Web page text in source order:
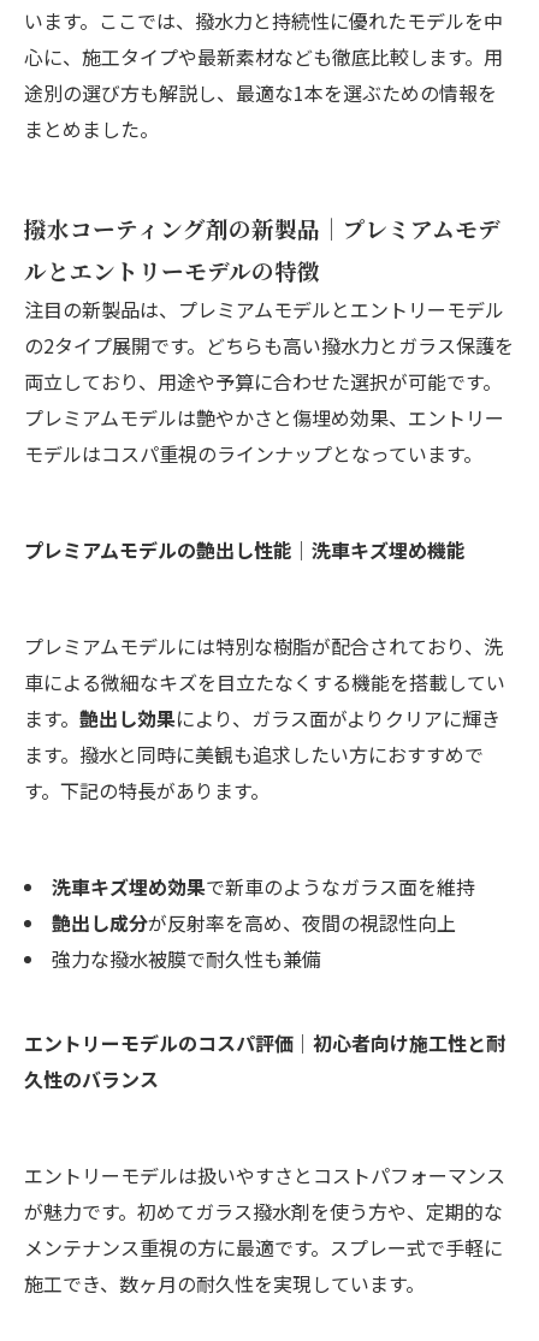
います。ここでは、撥水力と持続性に優れたモデルを中
心に、施工タイプや最新素材なども徹底比較します。用
途別の選び方も解説し、最適な1本を選ぶための情報を
まとめました。
撥水コーティング剤の新製品｜プレミアムモデ
ルとエントリーモデルの特徴
注目の新製品は、プレミアムモデルとエントリーモデル
の2タイプ展開です。どちらも高い撥水力とガラス保護を
両立しており、用途や予算に合わせた選択が可能です。
プレミアムモデルは艶やかさと傷埋め効果、エントリー
モデルはコスパ重視のラインナップとなっています。
プレミアムモデルの艶出し性能｜洗車キズ埋め機能
プレミアムモデルには特別な樹脂が配合されており、洗
車による微細なキズを目立たなくする機能を搭載してい
ます。 艶出し効果により、ガラス面がよりクリアに輝き
ます。撥水と同時に美観も追求したい方におすすめで
す。下記の特長があります。
洗車キズ埋め効果で新車のようなガラス面を維持
艶出し成分が反射率を高め、夜間の視認性向上
強力な撥水被膜で耐久性も兼備
エントリーモデルのコスパ評価｜初心者向け施工性と耐
久性のバランス
エントリーモデルは扱いやすさとコストパフォーマンス
が魅力です。初めてガラス撥水剤を使う方や、定期的な
メンテナンス重視の方に最適です。スプレー式で手軽に
施工でき、数ヶ月の耐久性を実現しています。